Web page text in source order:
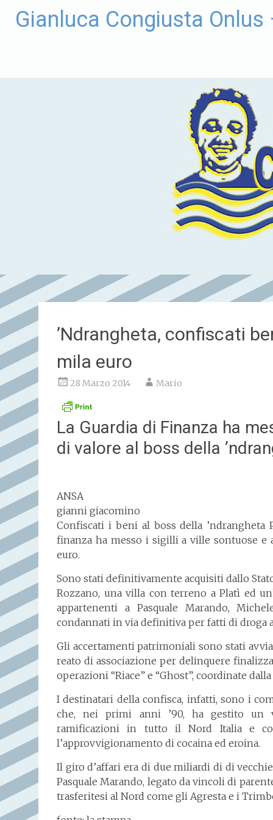
Gianluca Congiusta Onlus
’Ndrangheta, confiscati
mila euro
28 Marzo 2014 Mario
La Guardia di Finanza ha
di valore al boss della
ANSA
gianni giacomino
Confiscati i beni al boss della ’ndrangheta
finanza ha messo i sigilli a ville sontuose
euro.
Sono stati definitivamente acquisiti dallo
Rozzano, una villa con terreno a Platì ed
appartenenti a Pasquale Marando,
condannati in via definitiva per fatti di droga
Gli accertamenti patrimoniali sono stati
reato di associazione per delinquere
operazioni “Riace” e “Ghost”, coordinate
I destinatari della confisca, infatti, sono i
che, nei primi anni ’90, ha gestito un
ramificazioni in tutto il Nord Italia e
l’approvvigionamento di cocaina ed eroina.
Il giro d’affari era di due miliardi di di
Pasquale Marando, legato da vincoli di
trasferitesi al Nord come gli Agresta e i